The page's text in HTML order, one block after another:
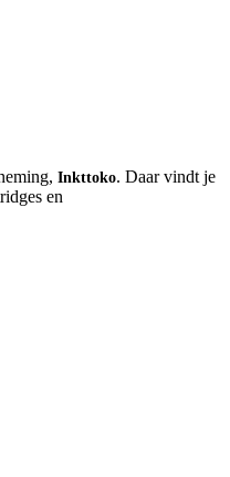
Inkttoko. Daar vindt je
en